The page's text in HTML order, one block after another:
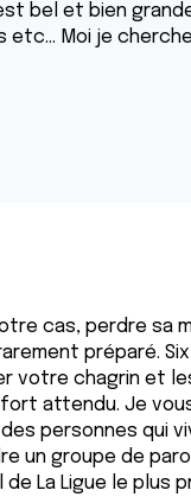
bel et bien
etc... Moi je
cas, perdre sa
préparé.
votre chagrin et
attendu. Je
personnes qui
un groupe de
La Ligue le plus